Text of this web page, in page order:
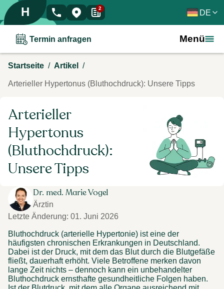
H 2 DE
Termin anfragen Menü
Startseite / Artikel /
Arterieller Hypertonus (Bluthochdruck): Unsere Tipps
Arterieller
Hypertonus
(Bluthochdruck):
Unsere Tipps
Dr. med. Marie Vogel
Ärztin
Letzte Änderung: 01. Juni 2026
Bluthochdruck (arterielle Hypertonie) ist eine der
häufigsten chronischen Erkrankungen in Deutschland.
Dabei ist der Druck, mit dem das Blut durch die Blutgefäße
fließt, dauerhaft erhöht. Viele Betroffene merken davon
lange Zeit nichts – dennoch kann ein unbehandelter
Bluthochdruck ernsthafte gesundheitliche Folgen haben.